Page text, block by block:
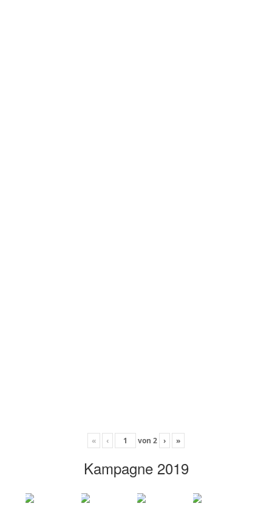
« ‹ von 2 › »
Kampagne 2019